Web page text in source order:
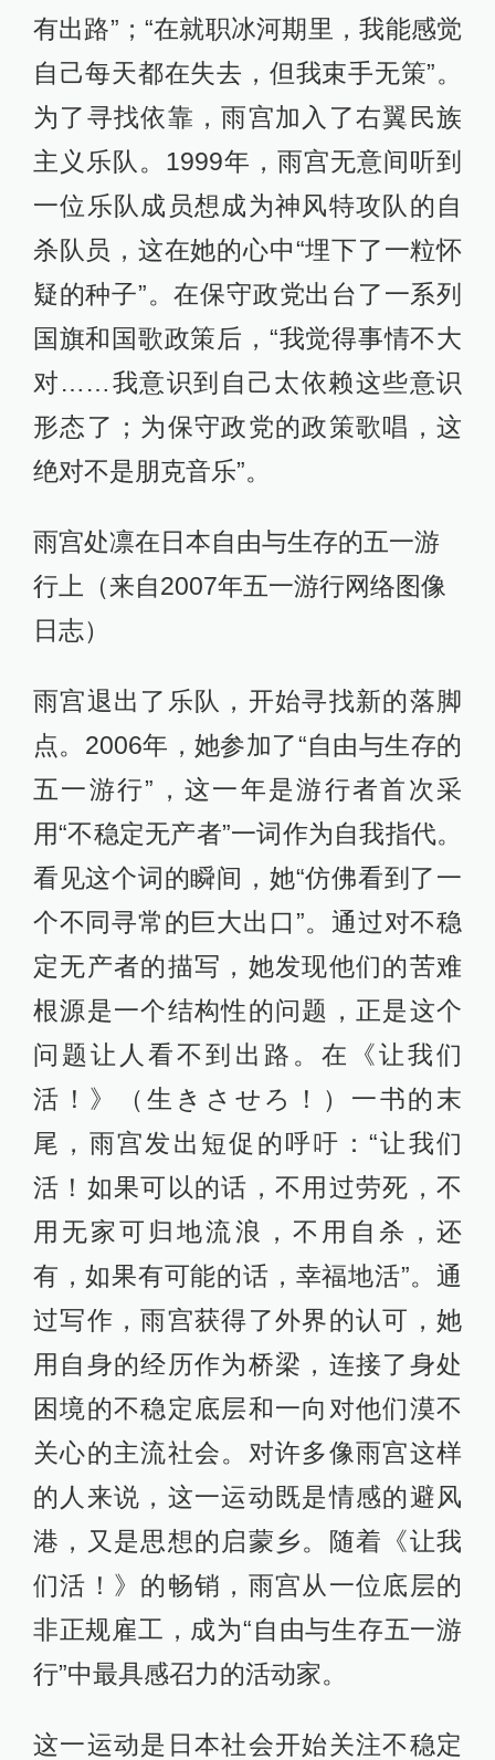
有出路”；“在就职冰河期里，我能感觉
自己每天都在失去，但我束手无策”。
为了寻找依靠，雨宫加入了右翼民族
主义乐队。1999年，雨宫无意间听到
一位乐队成员想成为神风特攻队的自
杀队员，这在她的心中“埋下了一粒怀
疑的种子”。在保守政党出台了一系列
国旗和国歌政策后，“我觉得事情不大
对……我意识到自己太依赖这些意识
形态了；为保守政党的政策歌唱，这
绝对不是朋克音乐”。
雨宫处凛在日本自由与生存的五一游
行上（来自2007年五一游行网络图像
日志）
雨宫退出了乐队，开始寻找新的落脚
点。2006年，她参加了“自由与生存的
五一游行”，这一年是游行者首次采
用“不稳定无产者”一词作为自我指代。
看见这个词的瞬间，她“仿佛看到了一
个不同寻常的巨大出口”。通过对不稳
定无产者的描写，她发现他们的苦难
根源是一个结构性的问题，正是这个
问题让人看不到出路。在《让我们
活！》（生きさせろ！）一书的末
尾，雨宫发出短促的呼吁：“让我们
活！如果可以的话，不用过劳死，不
用无家可归地流浪，不用自杀，还
有，如果有可能的话，幸福地活”。通
过写作，雨宫获得了外界的认可，她
用自身的经历作为桥梁，连接了身处
困境的不稳定底层和一向对他们漠不
关心的主流社会。对许多像雨宫这样
的人来说，这一运动既是情感的避风
港，又是思想的启蒙乡。随着《让我
们活！》的畅销，雨宫从一位底层的
非正规雇工，成为“自由与生存五一游
行”中最具感召力的活动家。
这一运动是日本社会开始关注不稳定